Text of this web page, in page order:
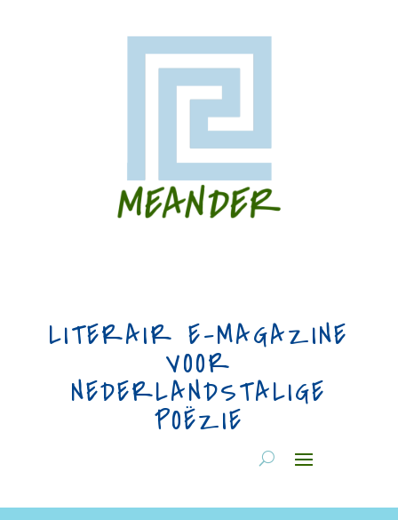
LITERAIR E-MAGAZINE
VOOR
NEDERLANDSTALIGE
POËZIE